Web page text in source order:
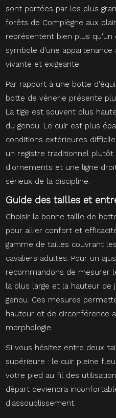
sont portées par les plus
forêts de Compiègne aux
représentent bien plus
symbole d'une
vivante et exigeante.
Par rapport à une botte
botte de vènerie présente
La tige est souvent plus
du genou. Le cuir est plus
conditions extérieures
un registre traditionnel plutôt
d'ornements et une ligne
sérieux de la discipline.
Guide des tailles et
Choisir la bonne taille de
pour allier confort et
gamme de tailles couvrant
cavaliers adultes. Pour un
recommandons de mesurer
la plus large et la hauteur de
genou. Ces mesures
hauteur et de circonférence
morphologie.
Si vous hésitez entre deux
supérieure : le cuir pleine
votre pied au fil des
départ deviendra
d'assouplissement.